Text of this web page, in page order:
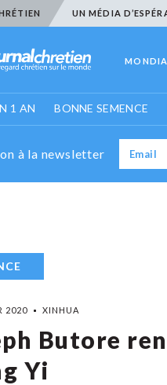
UN MÉDIA
1 AN BONNE SEMENCE
à la newsletter
2020 XINHUA
Butore
Yi